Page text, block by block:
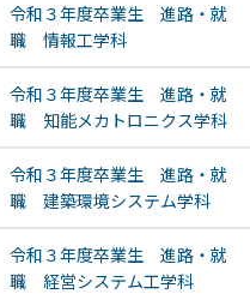
令和３年度卒業生 進路・就
職 情報工学科
令和３年度卒業生 進路・就
職 知能メカトロニクス学科
令和３年度卒業生 進路・就
職 建築環境システム学科
令和３年度卒業生 進路・就
職 経営システム工学科